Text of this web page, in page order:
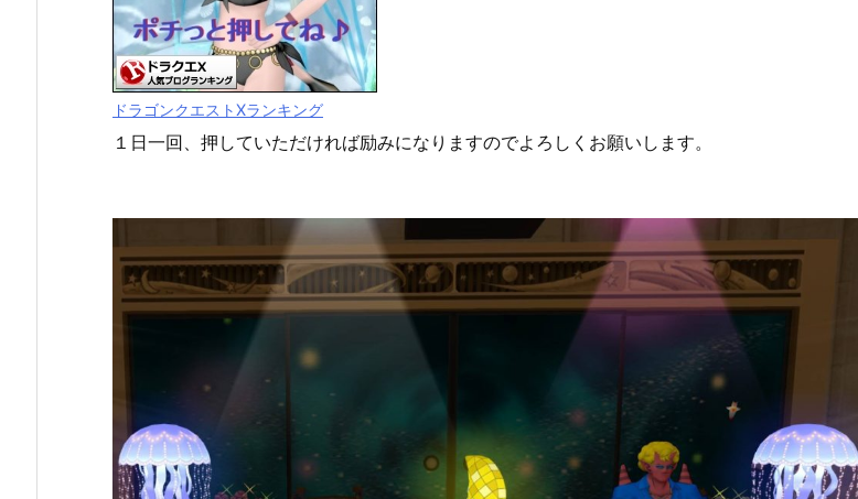
ドラゴンクエストXランキング
１日一回、押していただければ励みになりますのでよろしくお願いします。